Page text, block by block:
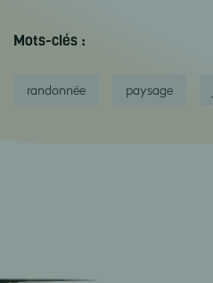
Mots-clés :
randonnée paysage